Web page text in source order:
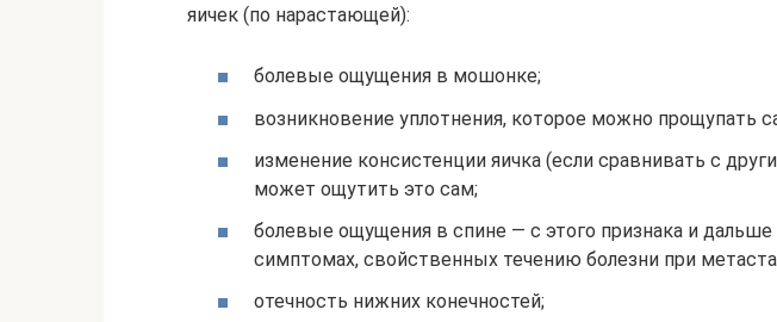
яичек (по нарастающей):
болевые ощущения в мошонке;
возникновение уплотнения, которое можно прощупать
изменение консистенции яичка (если сравнивать с
может ощутить это сам;
болевые ощущения в спине — с этого признака и дальше
симптомах, свойственных течению болезни при
отечность нижних конечностей;